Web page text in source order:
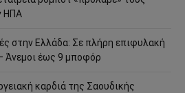
ΗΠΑ
στην Ελλάδα: Σε πλήρη επιφυλακή
Άνεμοι έως 9 μποφόρ
καρδιά της Σαουδικής